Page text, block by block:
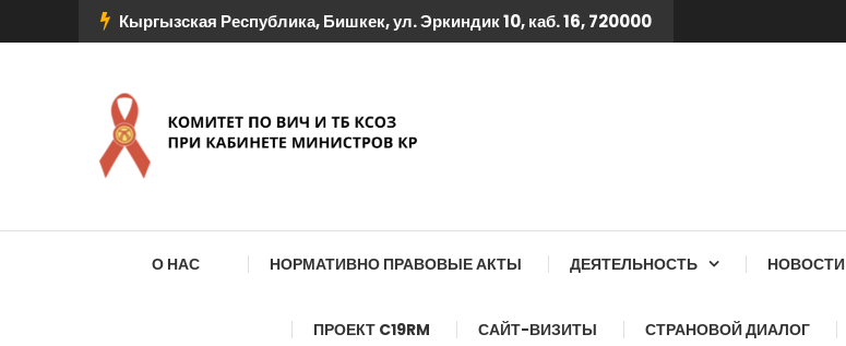
к
Кыргызская Республика, Бишкек, ул. Эркиндик 10, каб. 16, 720000
О НАС НОРМАТИВНО ПРАВОВЫЕ АКТЫ ДЕЯТЕЛЬНОСТЬ НОВОСТИ
ПРОЕКТ C19RM САЙТ-ВИЗИТЫ СТРАНОВОЙ ДИАЛОГ